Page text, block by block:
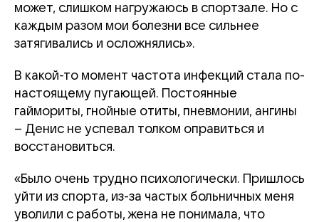
может, слишком нагружаюсь в спортзале. Но с
каждым разом мои болезни все сильнее
затягивались и осложнялись».
В какой-то момент частота инфекций стала по-
настоящему пугающей. Постоянные
гаймориты, гнойные отиты, пневмонии, ангины
– Денис не успевал толком оправиться и
восстановиться.
«Было очень трудно психологически. Пришлось
уйти из спорта, из-за частых больничных меня
уволили с работы, жена не понимала, что